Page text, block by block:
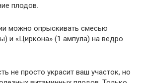
плодов.
можно опрыскивать смесью
и «Циркона» (1 ампула) на ведро
не просто украсит ваш участок, но